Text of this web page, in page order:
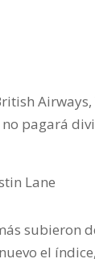
pagará
subieron
el